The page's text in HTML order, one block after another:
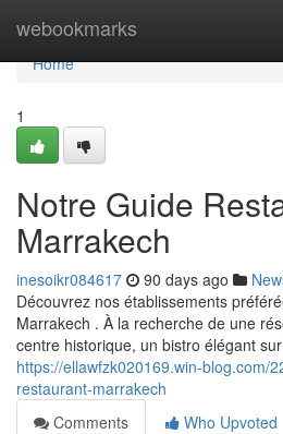
webookmarks
Home
Home
1
Notre Guide
Marrakech
inesoikr084617 90 days ago
Découvrez nos établissements
Marrakech . À la recherche de une
centre historique, un bistro élégant
https://ellawfzk020169.win-blog.com/
restaurant-marrakech
Comments
Who Upvoted